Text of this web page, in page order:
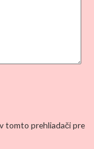
tomto prehliadači pre